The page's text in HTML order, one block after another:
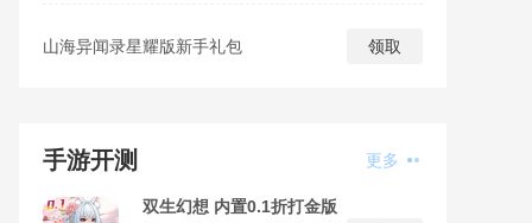
山海异闻录星耀版新手礼包 领取
手游开测 更多
双生幻想 内置0.1折打金版